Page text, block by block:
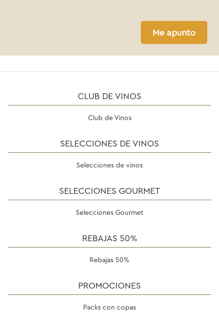
Me apunto
CLUB DE VINOS
Club de Vinos
SELECCIONES DE VINOS
Selecciones de vinos
SELECCIONES GOURMET
Selecciones Gourmet
REBAJAS 50%
Rebajas 50%
PROMOCIONES
Packs con copas